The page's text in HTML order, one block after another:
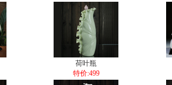
荷叶瓶
特价:499